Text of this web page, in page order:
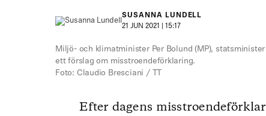
SUSANNA LUNDELL
21 JUN 2021 | 15:17
Miljö- och klimatminister Per Bolund (MP),
ett förslag om misstroendeförklaring.
Foto: Claudio Bresciani / TT
Efter dagens